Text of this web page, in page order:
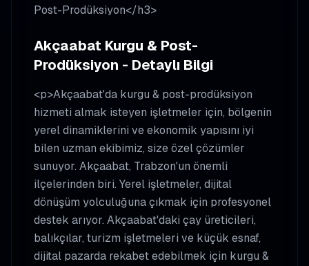
Post-Prodüksiyon</h3>
Akçaabat Kurgu & Post-
Prodüksiyon - Detaylı Bilgi
<p>Akçaabat'da kurgu & post-prodüksiyon
hizmeti almak isteyen işletmeler için, bölgenin
yerel dinamiklerini ve ekonomik yapısını iyi
bilen uzman ekibimiz, size özel çözümler
sunuyor. Akçaabat, Trabzon'un önemli
ilçelerinden biri. Yerel işletmeler, dijital
dönüşüm yolculuğuna çıkmak için profesyonel
destek arıyor. Akçaabat'daki çay üreticileri,
balıkçılar, turizm işletmeleri ve küçük esnaf,
dijital pazarda rekabet edebilmek için kurgu &